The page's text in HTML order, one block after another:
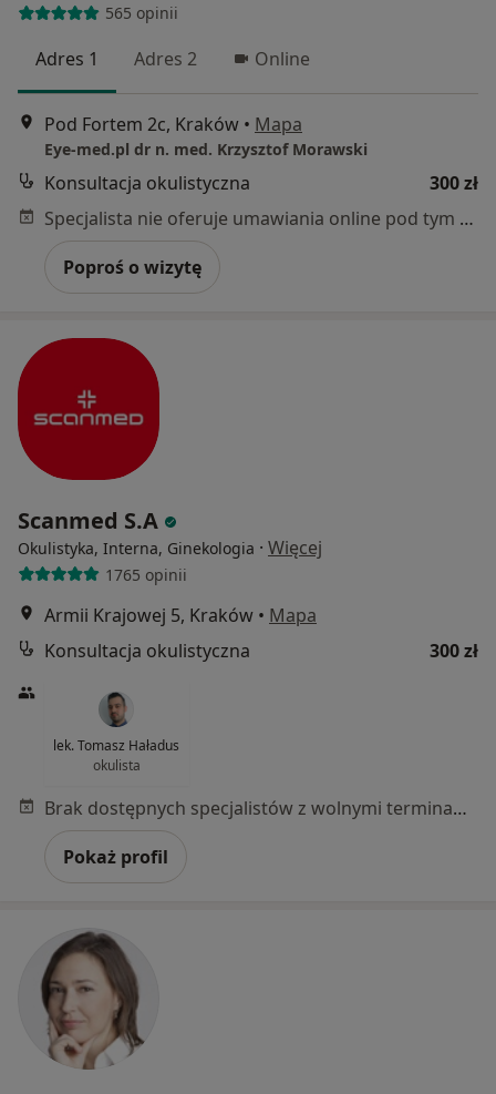
565 opinii
Adres 1 Adres 2 Online
Pod Fortem 2c, Kraków • Mapa
Eye-med.pl dr n. med. Krzysztof Morawski
Konsultacja okulistyczna
300 zł
Specjalista nie oferuje umawiania online pod tym adresem.
Poproś o wizytę
Scanmed S.A
Okulistyka, Interna, Ginekologia · Więcej
1765 opinii
Armii Krajowej 5, Kraków • Mapa
Konsultacja okulistyczna
300 zł
lek. Tomasz Haładus
okulista
Brak dostępnych specjalistów z wolnymi terminami w tym centrum medycznym.
Pokaż profil